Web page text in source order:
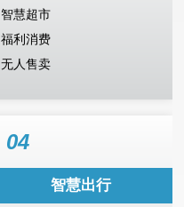
智慧超市
福利消费
无人售卖
04
智慧出行